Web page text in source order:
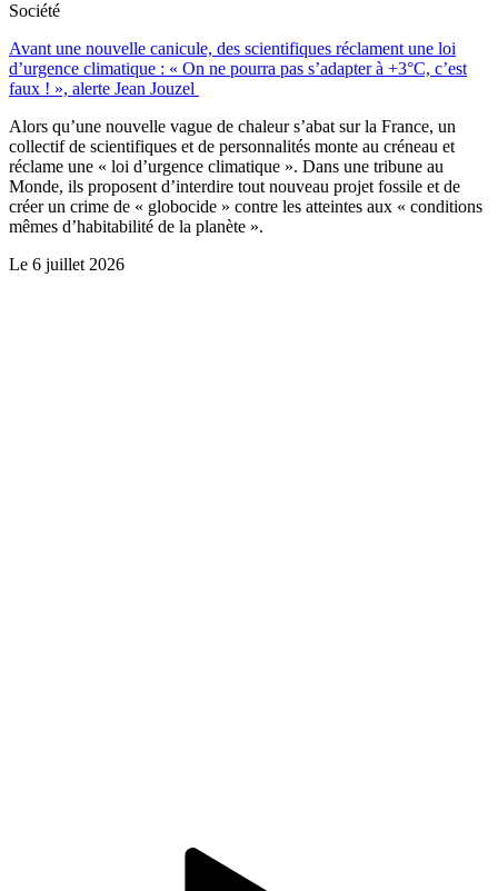
Société
Avant une nouvelle canicule, des scientifiques réclament une loi
d’urgence climatique : « On ne pourra pas s’adapter à +3°C, c’est
faux ! », alerte Jean Jouzel
Alors qu’une nouvelle vague de chaleur s’abat sur la France, un
collectif de scientifiques et de personnalités monte au créneau et
réclame une « loi d’urgence climatique ». Dans une tribune au
Monde, ils proposent d’interdire tout nouveau projet fossile et de
créer un crime de « globocide » contre les atteintes aux « conditions
mêmes d’habitabilité de la planète ».
Le 6 juillet 2026